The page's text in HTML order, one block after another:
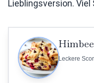
Lieblingsversion. Viel
Leckere